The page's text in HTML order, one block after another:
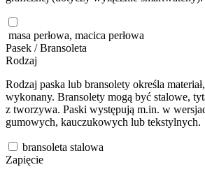
masa perłowa, macica perłowa
Pasek / Bransoleta
Rodzaj
Rodzaj paska lub bransolety określa
wykonany. Bransolety mogą być stalowe,
z tworzywa. Paski występują m.in. w
gumowych, kauczukowych lub tekstylnych.
bransoleta stalowa
Zapięcie